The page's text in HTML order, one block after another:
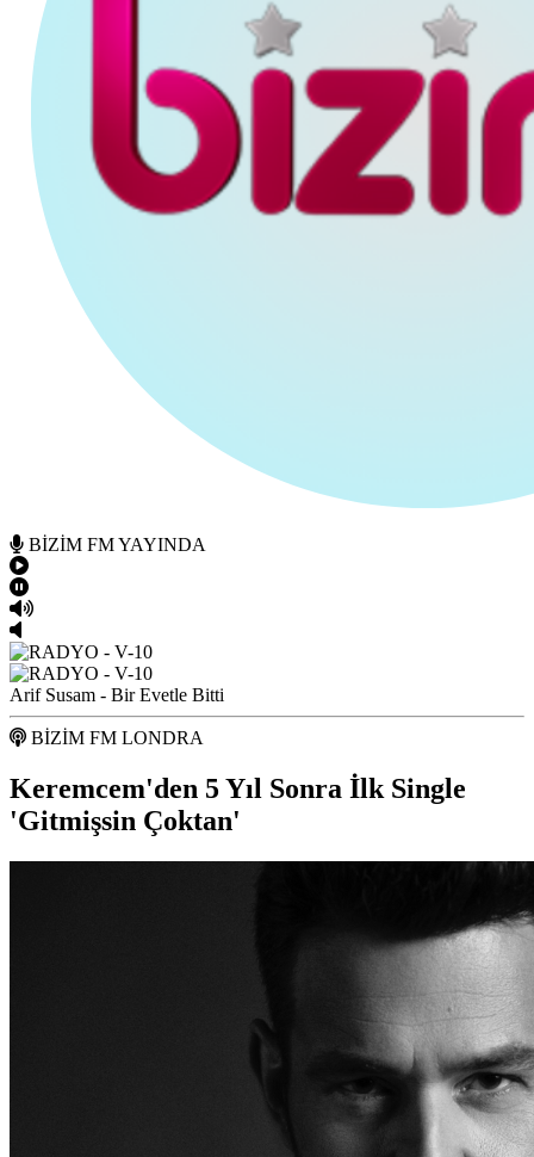
BİZİM FM YAYINDA
Arif Susam - Bir Evetle Bitti
BİZİM FM LONDRA
Keremcem'den 5 Yıl Sonra İlk Single
'Gitmişsin Çoktan'